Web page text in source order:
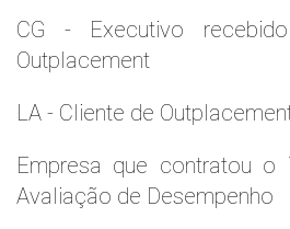
CG - Executivo
Outplacement
LA - Cliente de
Empresa que contratou o
Avaliação de Desempenho